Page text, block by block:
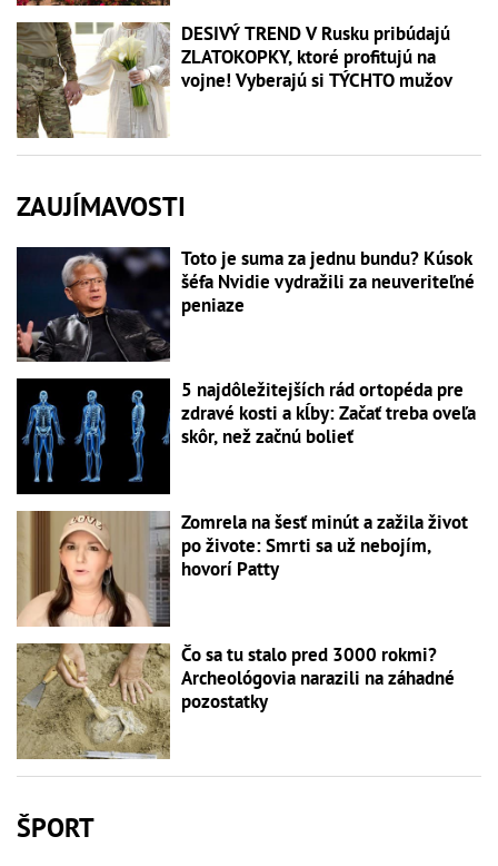
DESIVÝ TREND V Rusku pribúdajú
ZLATOKOPKY, ktoré profitujú na
vojne! Vyberajú si TÝCHTO mužov
ZAUJÍMAVOSTI
Toto je suma za jednu bundu? Kúsok
šéfa Nvidie vydražili za neuveriteľné
peniaze
5 najdôležitejších rád ortopéda pre
zdravé kosti a kĺby: Začať treba oveľa
skôr, než začnú bolieť
Zomrela na šesť minút a zažila život
po živote: Smrti sa už nebojím,
hovorí Patty
Čo sa tu stalo pred 3000 rokmi?
Archeológovia narazili na záhadné
pozostatky
ŠPORT